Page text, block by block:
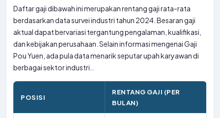
Daftar gaji dibawah ini merupakan rentang gaji rata-rata
berdasarkan data survei industri tahun 2024. Besaran gaji
aktual dapat bervariasi tergantung pengalaman, kualifikasi,
dan kebijakan perusahaan. Selain informasi mengenai Gaji
Pou Yuen, ada pula data menarik seputar upah karyawan di
berbagai sektor industri..
POSISI
RENTANG GAJI (PER
BULAN)